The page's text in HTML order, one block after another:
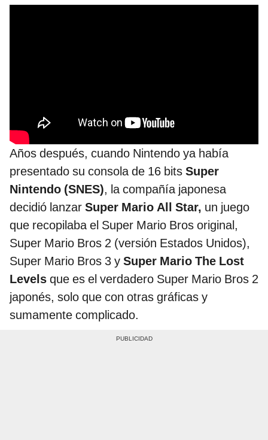
Años después, cuando Nintendo ya había
presentado su consola de 16 bits Super
Nintendo (SNES), la compañía japonesa
decidió lanzar Super Mario All Star, un juego
que recopilaba el Super Mario Bros original,
Super Mario Bros 2 (versión Estados Unidos),
Super Mario Bros 3 y Super Mario The Lost
Levels que es el verdadero Super Mario Bros 2
japonés, solo que con otras gráficas y
sumamente complicado.